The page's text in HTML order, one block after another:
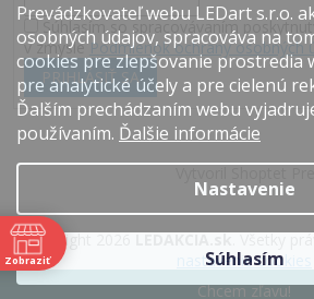
Prevádzkovateľ webu LEDart s.r.o.
osobných údajov, spracováva na
cookies pre zlepšovanie prostredia
pre analytické účely a pre cielenú
Ďalším prechádzaním webu
používaním. Ďalšie informácie
Nastavenie
Súhlasím
Súhlasím so spracovávaním
v zmysle Podmienok ochrany osobných
PRIHLÁSIŤ SA
Copyright 2026
nastavenie cookies
Zobraziť
Chcem zľavu!